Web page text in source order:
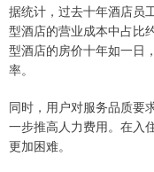
据统计，过去十年酒店员
型酒店的营业成本中占比
型酒店的房价十年如一日
率。
同时，用户对服务品质要
一步推高人力费用。在入
更加困难。